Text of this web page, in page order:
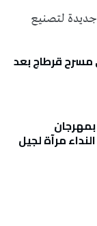
لتصنيع
مسرح قرطاج بعد
بمهرجان
مرآة لجيل